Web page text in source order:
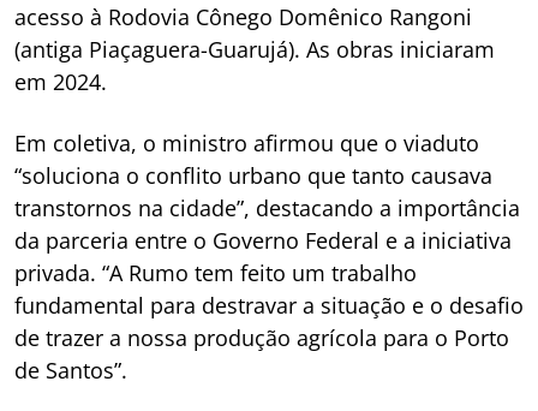
acesso à Rodovia Cônego Domênico Rangoni
(antiga Piaçaguera-Guarujá). As obras iniciaram
em 2024.
Em coletiva, o ministro afirmou que o viaduto
“soluciona o conflito urbano que tanto causava
transtornos na cidade”, destacando a importância
da parceria entre o Governo Federal e a iniciativa
privada. “A Rumo tem feito um trabalho
fundamental para destravar a situação e o desafio
de trazer a nossa produção agrícola para o Porto
de Santos”.